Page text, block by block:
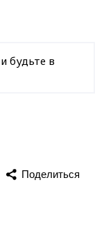
будьте в
Поделиться